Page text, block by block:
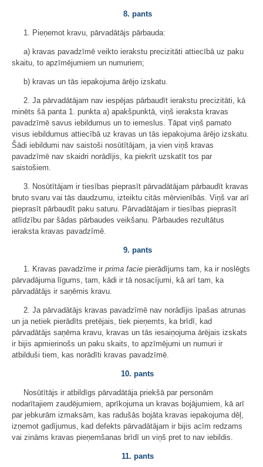
8. pants
1. Pieņemot kravu, pārvadātājs pārbauda:
a) kravas pavadzīmē veikto ierakstu precizitāti attiecībā uz paku
skaitu, to apzīmējumiem un numuriem;
b) kravas un tās iepakojuma ārējo izskatu.
2. Ja pārvadātājam nav iespējas pārbaudīt ierakstu precizitāti, kā
minēts šā panta 1. punkta a) apakšpunktā, viņš ieraksta kravas
pavadzīmē savus iebildumus un to iemeslus. Tāpat viņš pamato
visus iebildumus attiecībā uz kravas un tās iepakojuma ārējo izskatu.
Šādi iebildumi nav saistoši nosūtītājam, ja vien viņš kravas
pavadzīmē nav skaidri norādījis, ka piekrīt uzskatīt tos par
saistošiem.
3. Nosūtītājam ir tiesības pieprasīt pārvadātājam pārbaudīt kravas
bruto svaru vai tās daudzumu, izteiktu citās mērvienībās. Viņš var arī
pieprasīt pārbaudīt paku saturu. Pārvadātājam ir tiesības pieprasīt
atlīdzību par šādas pārbaudes veikšanu. Pārbaudes rezultātus
ieraksta kravas pavadzīmē.
9. pants
1. Kravas pavadzīme ir prima facie pierādījums tam, ka ir noslēgts
pārvadājuma līgums, tam, kādi ir tā nosacījumi, kā arī tam, ka
pārvadātājs ir saņēmis kravu.
2. Ja pārvadātājs kravas pavadzīmē nav norādījis īpašas atrunas
un ja netiek pierādīts pretējais, tiek pieņemts, ka brīdī, kad
pārvadātājs saņēma kravu, kravas un tās iesaiņojuma ārējais izskats
ir bijis apmierinošs un paku skaits, to apzīmējumi un numuri ir
atbilduši tiem, kas norādīti kravas pavadzīmē.
10. pants
Nosūtītājs ir atbildīgs pārvadātāja priekšā par personām
nodarītajiem zaudējumiem, aprīkojuma un kravas bojājumiem, kā arī
par jebkurām izmaksām, kas radušās bojāta kravas iepakojuma dēļ,
izņemot gadījumus, kad defekts pārvadātājam ir bijis acīm redzams
vai zināms kravas pieņemšanas brīdī un viņš pret to nav iebildis.
11. pants